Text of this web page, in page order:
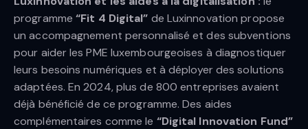
programme “Fit 4 Digital” de Luxinnovation propose
un accompagnement personnalisé et des subventions
pour aider les PME luxembourgeoises à diagnostiquer
leurs besoins numériques et à déployer des solutions
adaptées. En 2024, plus de 800 entreprises avaient
déjà bénéficié de ce programme. Des aides
complémentaires comme le “Digital Innovation Fund”